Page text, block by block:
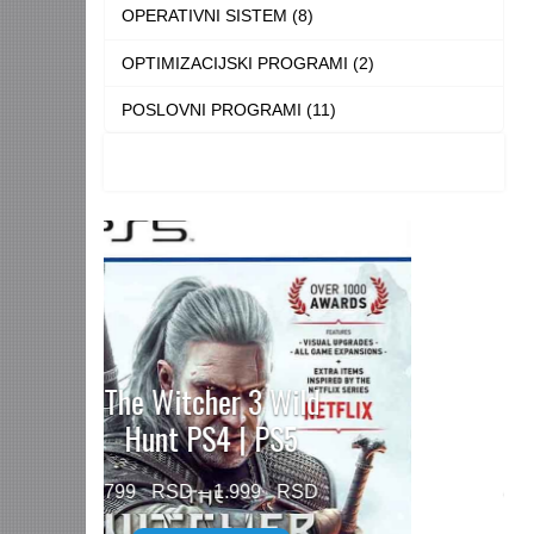
OPERATIVNI SISTEM (8)
OPTIMIZACIJSKI PROGRAMI (2)
POSLOVNI PROGRAMI (11)
Need for Speed™
Unbound PS5
499 – 1.499